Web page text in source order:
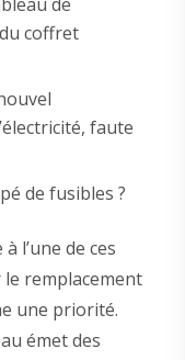
coffret
faute
de fusibles ?
l’une de ces
remplacement
une priorité.
émet des